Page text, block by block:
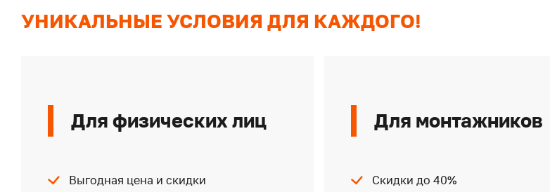
УНИКАЛЬНЫЕ УСЛОВИЯ ДЛЯ КАЖДОГО!
Для физических лиц
Выгодная цена и скидки
Для монтажников
Скидки до 40%